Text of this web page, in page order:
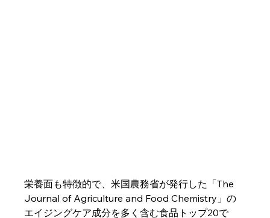
栄養面も特徴的で、米国農務省が発行した「The
Journal of Agriculture and Food Chemistry」の
エイジングケア成分を多く含む食品トップ20で